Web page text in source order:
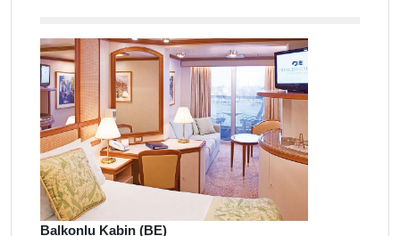
Balkonlu Kabin (BE)